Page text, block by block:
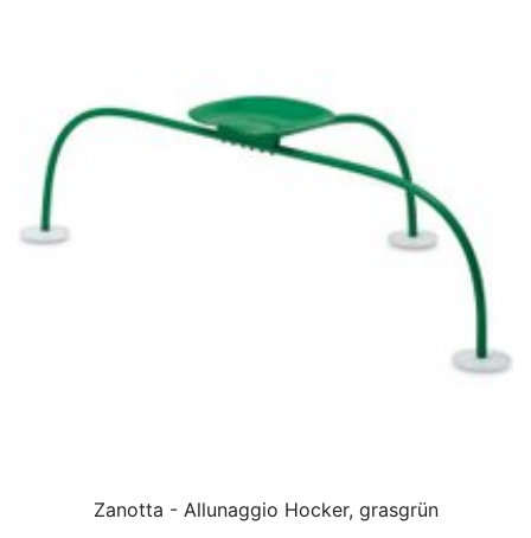
Zanotta - Allunaggio Hocker, grasgrün